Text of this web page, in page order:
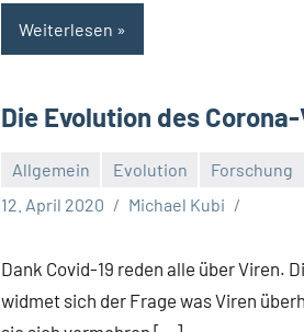
Weiterlesen
Die Evolution des
Allgemein Evolution Forschung
12. April 2020
Michael Kubi
Dank Covid-19 reden alle über Viren.
widmet sich der Frage was Viren